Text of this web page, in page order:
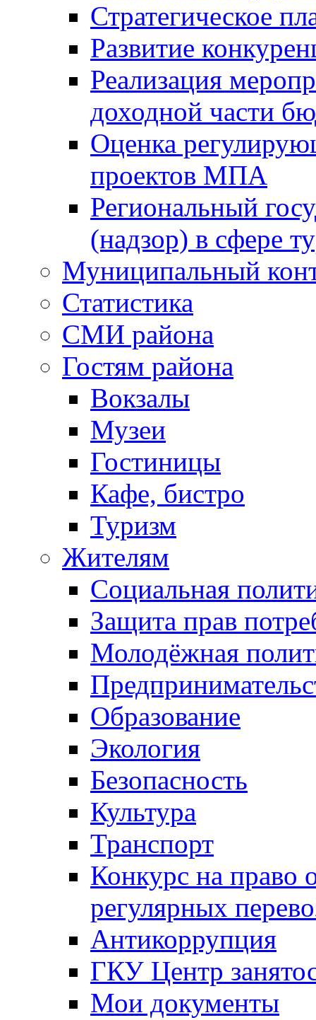
Стратегическое
Развитие
Реализация
доходной части
Оценка
проектов МПА
Региональный
(надзор) в сфере
Муниципальный
Статистика
СМИ района
Гостям района
Вокзалы
Музеи
Гостиницы
Кафе, бистро
Туризм
Жителям
Социальная
Защита прав
Молодёжная
Образование
Экология
Безопасность
Культура
Транспорт
Конкурс на право
регулярных
Антикоррупция
ГКУ Центр
Мои документы